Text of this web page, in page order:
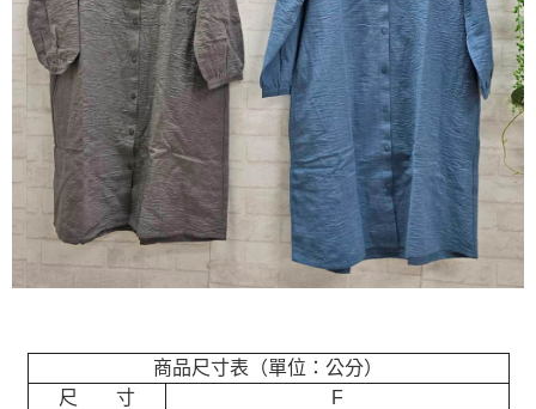
商品尺寸表（單位：公分）
尺 寸
F